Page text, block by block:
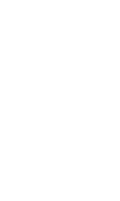
is zeer
Deze DAC-
ze in ieder
bij
SUV's,
voor
slechts
voor bandenmaat